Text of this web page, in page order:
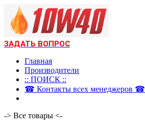
ЗАДАТЬ ВОПРОС
Главная
Производители
:: ПОИСК ::
☎ Контакты всех менеджеров ☎
-> Все товары <-